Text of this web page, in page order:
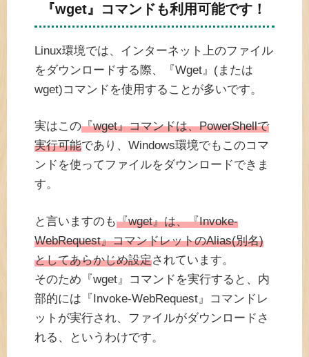
『wget』コマンドも利用可能です！
Linux環境では、インターネット上のファイル
をダウンロードする際、『Wget』(または
wget)コマンドを使用することが多いです。
実はこの『wget』コマンドは、PowerShellで
実行可能であり、Windows環境でもこのコマ
ンドを使ってファイルをダウンロードできま
す。
と言いますのも『wget』は、『Invoke-
WebRequest』コマンドレットのAlias(別名)
としてあらかじめ設定されています。
そのため『wget』コマンドを実行すると、内
部的には『Invoke-WebRequest』コマンドレ
ットが実行され、ファイルがダウンロードさ
れる、というわけです。